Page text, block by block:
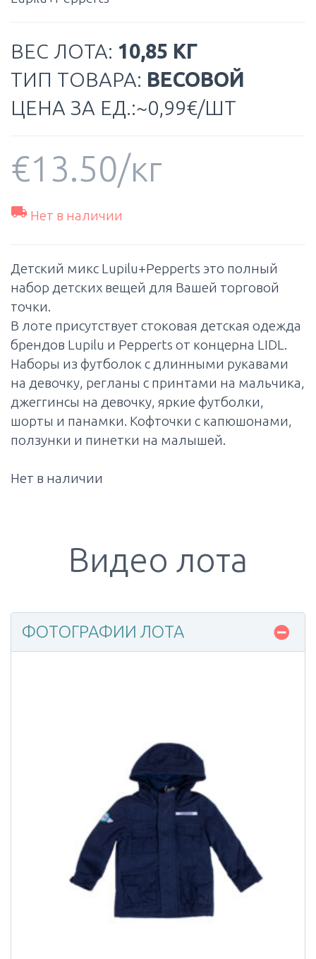
ВЕС ЛОТА: 10,85 КГ
ТИП ТОВАРА: ВЕСОВОЙ
ЦЕНА ЗА ЕД.:~0,99€/ШТ
€13.50/кг
 Нет в наличии
Детский микс Lupilu+Pepperts это полный
набор детских вещей для Вашей торговой
точки.
В лоте присутствует стоковая детская одежда
брендов Lupilu и Pepperts от концерна LIDL.
Наборы из футболок с длинными рукавами
на девочку, регланы с принтами на мальчика,
джеггинсы на девочку, яркие футболки,
шорты и панамки. Кофточки с капюшонами,
ползунки и пинетки на малышей.
Нет в наличии
Видео лота
ФОТОГРАФИИ ЛОТА